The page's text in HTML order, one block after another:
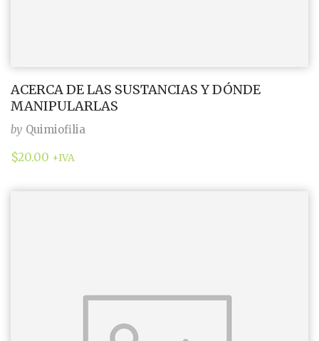
ACERCA DE LAS SUSTANCIAS Y DÓNDE
MANIPULARLAS
by Quimiofilia
$20.00 +IVA